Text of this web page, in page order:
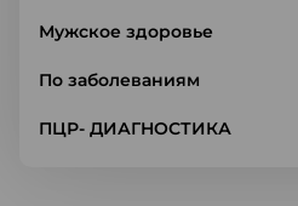
Мужское здоровье
По заболеваниям
ПЦР- ДИАГНОСТИКА